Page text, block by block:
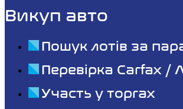
Викуп авто
Пошук лотів за
Перевірка Carfax /
Участь у торгах